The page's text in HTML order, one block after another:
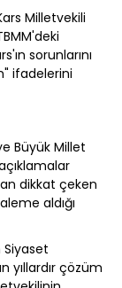
Milletvekili
sorunlarını
ifadelerini
Büyük Millet
dikkat çeken
aldığı
Siyaset
yıllardır çözüm